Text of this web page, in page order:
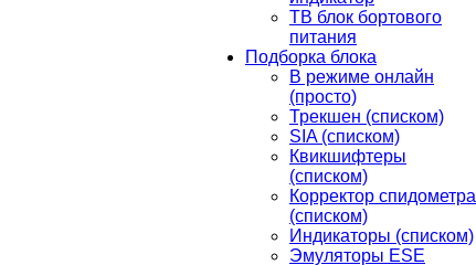
TB блок бортового
питания
Подборка блока
В режиме онлайн
(просто)
Трекшен (списком)
SIA (списком)
Квикшифтеры
(списком)
Корректор спидометра
(списком)
Индикаторы (списком)
Эмуляторы ESE